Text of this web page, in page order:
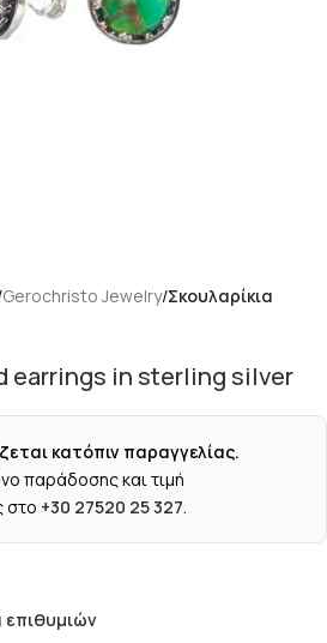
Gerochristo Jewelry Σκουλαρίκια
earrings in sterling silver
κατόπιν παραγγελίας.
παράδοσης και τιμή
στο +30 27520 25 327.